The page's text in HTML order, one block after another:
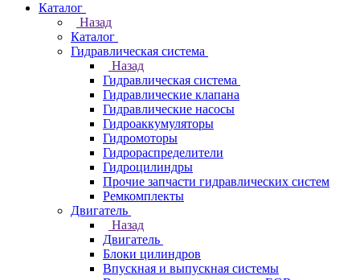
Каталог
Назад
Каталог
Гидравлическая система
Назад
Гидравлическая система
Гидравлические клапана
Гидравлические насосы
Гидроаккумуляторы
Гидромоторы
Гидрораспределители
Гидроцилиндры
Прочие запчасти гидравлических систем
Ремкомплекты
Двигатель
Назад
Двигатель
Блоки цилиндров
Впускная и выпускная системы